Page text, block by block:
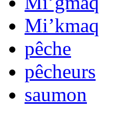
Mi’kmaq
pêche
pêcheurs
saumon